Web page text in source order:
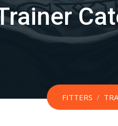
FITTERS /